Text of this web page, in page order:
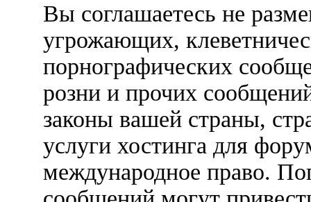
Вы соглашаетесь не
угрожающих,
порнографических
розни и прочих
законы вашей страны,
услуги хостинга для
международное право.